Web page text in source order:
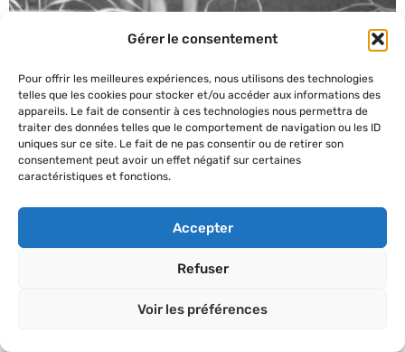
Gérer le consentement
Pour offrir les meilleures expériences, nous utilisons des technologies
telles que les cookies pour stocker et/ou accéder aux informations des
appareils. Le fait de consentir à ces technologies nous permettra de
traiter des données telles que le comportement de navigation ou les ID
uniques sur ce site. Le fait de ne pas consentir ou de retirer son
consentement peut avoir un effet négatif sur certaines
caractéristiques et fonctions.
Accepter
Refuser
Voir les préférences